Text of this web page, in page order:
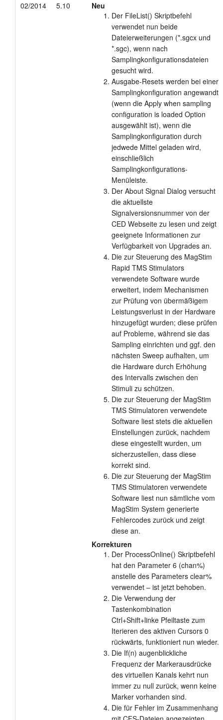
02/2014 5.10
Neu
Der FileList() Skriptbefehl
verwendet nun beide
Dateierweiterungen (*.sgcx und
*.sgc), wenn nach
Samplingkonfigurationsdateien
gesucht wird.
Ausgabe-Resets werden bei einer
Samplingkonfiguration angewandt
(wenn die Apply when sampling
configuration is loaded Option
ausgewählt ist), wenn die
Samplingkonfiguration durch
jedwede Mittel geladen wird,
einschließlich
Samplingkonfigurations-
Menüleiste.
Der About Signal Dialog versucht
die aktuellste
Signalversionsnummer von der
CED Webseite zu lesen und zeigt
geeignete Informationen zur
Verfügbarkeit von Upgrades an.
Die zur Steuerung des MagStim
Rapid TMS Stimulators
verwendete Software wurde
erweitert, indem Mechanismen
zur Prüfung von übermäßigem
Leistungsverlust in der Hardware
hinzugefügt wurden; diese prüfen
auf Probleme, während sie das
Sampling einrichten und ggf. den
nächsten Sweep aufhalten, um
die Hardware durch Erhöhung
des Intervalls zwischen den
Stimuli zu schützen.
Die zur Steuerung der MagStim
TMS Stimulatoren verwendete
Software liest stets die aktuellen
Einstellungen zurück, nachdem
diese eingestellt wurden, um
sicherzustellen, dass diese
korrekt sind.
Die zur Steuerung der MagStim
TMS Stimulatoren verwendete
Software liest nun sämtliche vom
MagStim System generierte
Fehlercodes zurück und zeigt
diese an.
Korrekturen
Der ProcessOnline() Skriptbefehl
hat den Parameter 6 (chan%)
anstelle des Parameters clear%
verwendet – ist jetzt behoben.
Die Verwendung der
Tastenkombination
Ctrl+Shift+linke Pfeiltaste zum
Iterieren des aktiven Cursors 0
rückwärts, funktioniert nun wieder.
Die If(n) augenblickliche
Frequenz der Markerausdrücke
des virtuellen Kanals kehrt nun
immer zu null zurück, wenn keine
Marker vorhanden sind.
Die für Fehler im Zusammenhang